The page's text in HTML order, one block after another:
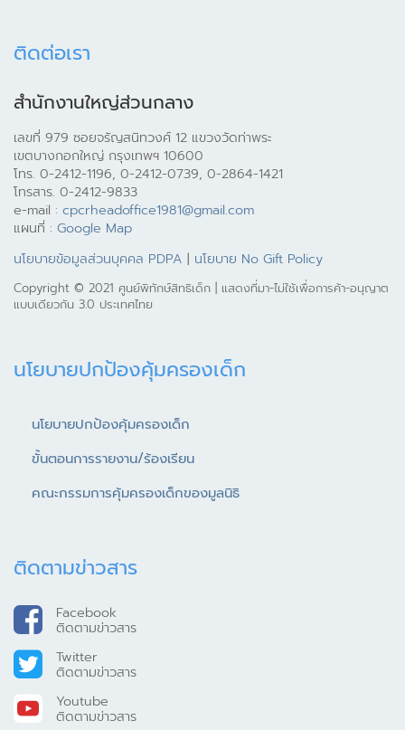
ติดต่อเรา
สำนักงานใหญ่ส่วนกลาง
เลขที่ 979 ซอยจรัญสนิทวงศ์ 12 แขวงวัดท่าพระ
เขตบางกอกใหญ่ กรุงเทพฯ 10600
โทร. 0-2412-1196, 0-2412-0739, 0-2864-1421
โทรสาร. 0-2412-9833
e-mail : cpcrheadoffice1981@gmail.com
แผนที่ : Google Map
นโยบายข้อมูลส่วนบุคคล PDPA | นโยบาย No Gift Policy
Copyright © 2021 ศูนย์พิทักษ์สิทธิเด็ก | แสดงที่มา-ไม่ใช้เพื่อการค้า-อนุญาต
แบบเดียวกัน 3.0 ประเทศไทย
นโยบายปกป้องคุ้มครองเด็ก
นโยบายปกป้องคุ้มครองเด็ก
ขั้นตอนการรายงาน/ร้องเรียน
คณะกรรมการคุ้มครองเด็กของมูลนิธิ
ติดตามข่าวสาร
Facebook
ติดตามข่าวสาร
Twitter
ติดตามข่าวสาร
Youtube
ติดตามข่าวสาร